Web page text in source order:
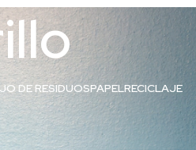
DE RESIDUOSPAPELRECICLAJE
Show 18